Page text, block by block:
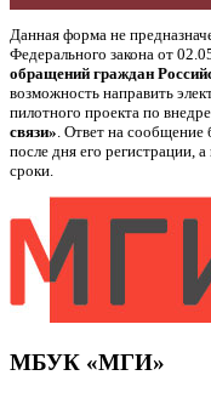
Данная форма не
Федерального закона от
обращений граждан
возможность направить
пилотного проекта по
связи» . Ответ на
после дня его регистрации,
сроки.
МБУК «МГИ»